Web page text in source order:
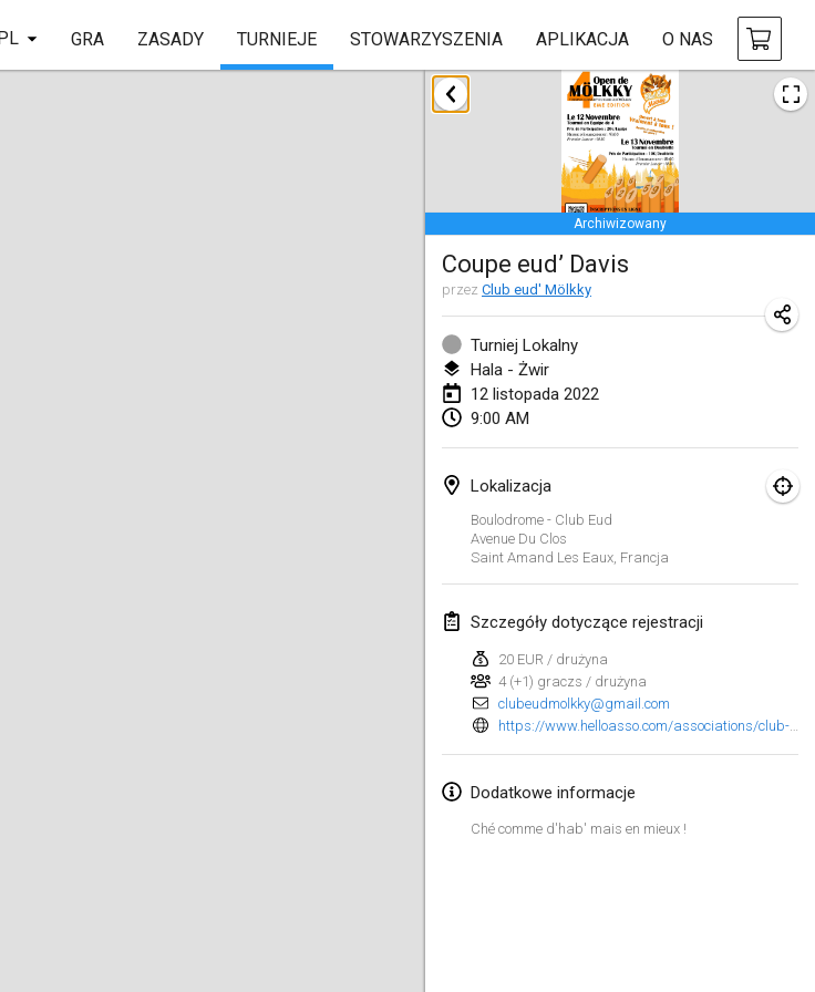
GRA ZASADY TURNIEJE STOWARZYSZENIA APLIKACJA O NAS
Archiwizowany
Coupe eud’ Davis
przez Club eud' Mölkky
Turniej Lokalny
Hala - Żwir
12 listopada 2022
9:00 AM
Lokalizacja
Boulodrome - Club Eud
Avenue Du Clos
Saint Amand Les Eaux, Francja
Szczegóły dotyczące rejestracji
20 EUR / drużyna
4 (+1) graczs / drużyna
clubeudmolkky@gmail.com
Dodatkowe informacje
Ché comme d'hab' mais en mieux !
styczeń 2022
Tournoi Mixte ASPTTOM
22 sty 2022|Francja
KKS Halli Duppeli
22 sty 2022|Finlandia
Mölkky Tournament - Doubles
22 sty 2022|
Suomelan Mölkky-open
22 sty 2022
23 sty 2022
luty 2022
4 lut 2022| Czechy
TangoMölkky
5 lut 2022|Finlandia
12 lut 2022|Finlandia